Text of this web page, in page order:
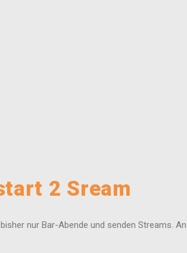
2 Sream
nur Bar-Abende und senden Streams.